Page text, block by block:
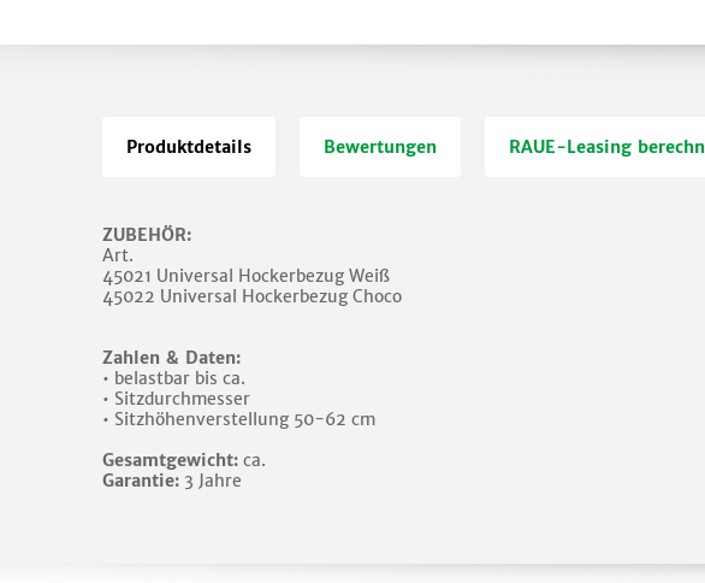
Produktdetails Bewertungen RAUE-Leasing
ZUBEHÖR:
Art.
45021 Universal Hockerbezug Weiß
45022 Universal Hockerbezug Choco
Zahlen & Daten:
• belastbar bis ca.
• Sitzdurchmesser
• Sitzhöhenverstellung 50-62 cm
Gesamtgewicht: ca.
Garantie: 3 Jahre